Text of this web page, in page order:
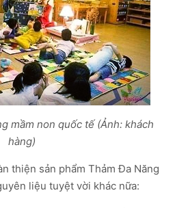
mầm non quốc tế (Ảnh: khách
hàng)
thiện sản phẩm Thảm Đa Năng
liệu tuyệt vời khác nữa: